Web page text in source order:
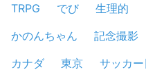
TRPG
でび 生理的
かのんちゃん
記念撮影
カナダ
東京 サッカ